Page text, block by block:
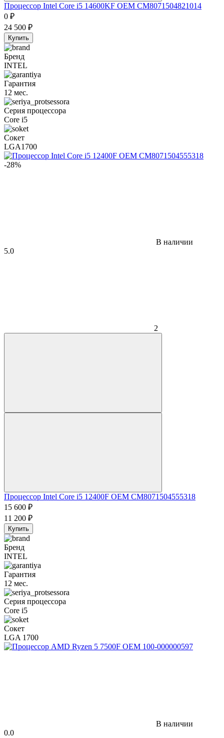
Процессор Intel Core i5 14600KF OEM CM8071504821014
0 ₽
24 500 ₽
Купить
Бренд
INTEL
Гарантия
12 мес.
Серия процессора
Core i5
Сокет
LGA1700
-28%
В наличии
5.0
2
Процессор Intel Core i5 12400F OEM CM8071504555318
15 600 ₽
11 200 ₽
Купить
Бренд
INTEL
Гарантия
12 мес.
Серия процессора
Core i5
Сокет
LGA 1700
В наличии
0.0